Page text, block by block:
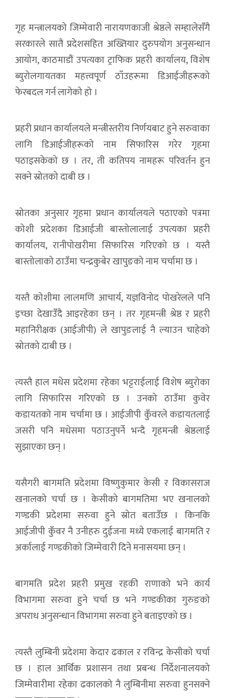
गृह मन्त्रालयको जिम्मेवारी नारायणकाजी श्रेष्ठले सम्हालेसँगै
सरकारले सातै प्रदेशसहित अख्तियार दुरुपयोग अनुसन्धान
आयोग, काठमाडौं उपत्यका ट्राफिक प्रहरी कार्यालय, विशेष
ब्युरोलगायतका महत्त्वपूर्ण ठाँउहरूमा डिआईजीहरूको
फेरबदल गर्न लागेको हो ।
प्रहरी प्रधान कार्यालयले मन्त्रीस्तरीय निर्णयबाट हुने सरुवाका
लागि डिआईजीहरूको नाम सिफारिस गरेर गृहमा
पठाइसकेको छ । तर, ती कतिपय नामहरू परिवर्तन हुन
सक्ने स्रोतको दाबी छ ।
स्रोतका अनुसार गृहमा प्रधान कार्यालयले पठाएको पत्रमा
कोशी प्रदेशका डिआईजी बास्तोलालाई उपत्यका प्रहरी
कार्यालय, रानीपोखरीमा सिफारिस गरिएको छ । यस्तै
बास्तोलाको ठाउँमा चन्द्रकुबेर खापुङको नाम चर्चामा छ ।
यस्तै कोशीमा लालमणि आचार्य, यज्ञविनोद पोखरेलले पनि
इच्छा देखाउँदै आइरहेका छन् । तर गृहमन्त्री श्रेष्ठ र प्रहरी
महानिरीक्षक (आईजीपी) ले खापुङलाई नै ल्याउन चाहेको
स्रोतको दाबी छ ।
त्यस्तै हाल मधेस प्रदेशमा रहेका भट्टराईलाई विशेष ब्युरोका
लागि सिफारिस गरिएको छ । उनको ठाउँमा कुवेर
कडायतको नाम चर्चामा छ । आईजीपी कुँवरले कडायतलाई
जसरी पनि मधेसमा पठाउनुपर्ने भन्दै गृहमन्त्री श्रेष्ठलाई
सुझाएका छन् ।
यसैगरी बागमति प्रदेशमा विष्णुकुमार केसी र विकासराज
खनालको चर्चा छ । केसीको बागमतिमा भए खनालको
गण्डकी प्रदेशमा सरुवा हुने स्रोत बताउँछ । किनकि
आईजीपी कुँवर नै उनीहरु दुईजना मध्ये एकलाई बागमति र
अर्कालाई गण्डकीको जिम्मेवारी दिने मनासयमा छन् ।
बागमति प्रदेश प्रहरी प्रमुख रहकी राणाको भने कार्य
विभागमा सरुवा हुने चर्चा छ भने गण्डकीका गुरुङको
अपराध अनुसन्धान विभागमा सरुवा हुने बताइएको छ ।
त्यस्तै लुम्बिनी प्रदेशमा केदार ढकाल र रविन्द्र केसीको चर्चा
छ । हाल आर्थिक प्रशासन तथा प्रबन्ध निर्देशनालयको
जिम्मेवारीमा रहेका ढकालको नै लुम्बिनीमा सरुवा हुनसक्ने